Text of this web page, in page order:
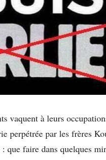
vaquent à leurs
perpétrée par les frères
faire dans quelques